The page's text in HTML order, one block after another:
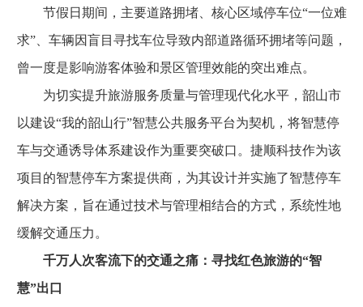
节假日期间，主要道路拥堵、核心区域停车位“一位难
求”、车辆因盲目寻找车位导致内部道路循环拥堵等问题，
曾一度是影响游客体验和景区管理效能的突出难点。
为切实提升旅游服务质量与管理现代化水平，韶山市
以建设“我的韶山行”智慧公共服务平台为契机，将智慧停
车与交通诱导体系建设作为重要突破口。捷顺科技作为该
项目的智慧停车方案提供商，为其设计并实施了智慧停车
解决方案，旨在通过技术与管理相结合的方式，系统性地
缓解交通压力。
千万人次客流下的交通之痛：寻找红色旅游的“智
慧”出口